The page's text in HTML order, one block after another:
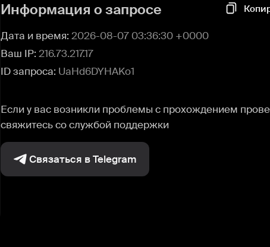
Информация о запросе
Дата и время: 2026-08-07 03:36:30 +0000
Ваш IP: 216.73.217.17
ID запроса: UaHd6DYHAKo1
Если у вас возникли проблемы с прохождением
свяжитесь со службой поддержки
Связаться в Telegram